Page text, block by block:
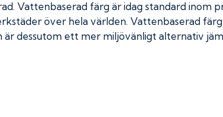
Vattenbaserad färg är idag standard inom
över hela världen. Vattenbaserad
är dessutom ett mer miljövänligt alternativ